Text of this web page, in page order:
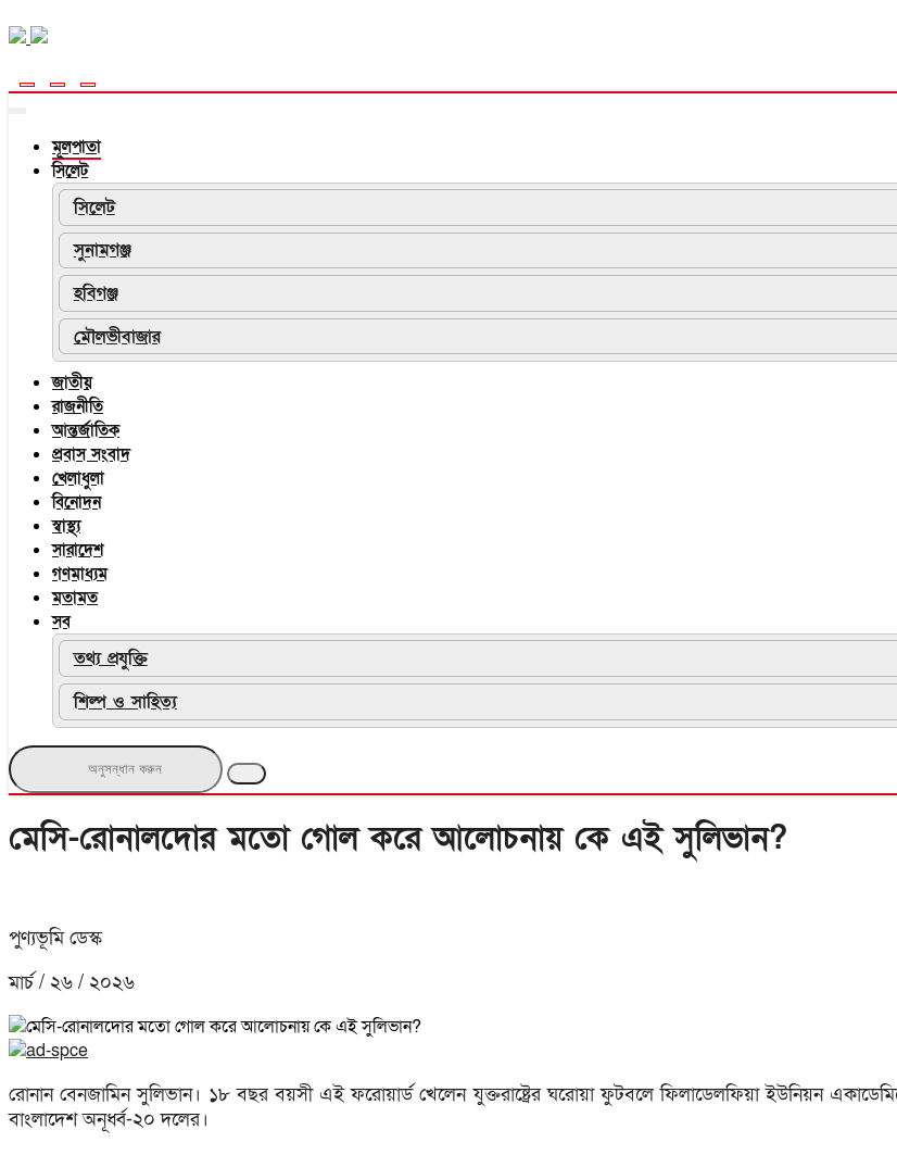
মূলপাতা
সিলেট
সিলেট
সুনামগঞ্জ
হবিগঞ্জ
মৌলভীবাজার
জাতীয়
রাজনীতি
আন্তর্জাতিক
প্রবাস সংবাদ
খেলাধুলা
বিনোদন
স্বাস্থ্য
সারাদেশ
গণমাধ্যম
মতামত
সব
তথ্য প্রযুক্তি
শিল্প ও সাহিত্য
মেসি-রোনালদোর মতো গোল করে আলোচনায় কে এই সুলিভান?
পুণ্যভূমি ডেস্ক
মার্চ / ২৬ / ২০২৬
রোনান বেনজামিন সুলিভান। ১৮ বছর বয়সী এই ফরোয়ার্ড খেলেন যুক্তরাষ্ট্রের ঘরোয়া ফুটবলে ফিলাডেলফিয়া ইউনিয়ন
বাংলাদেশ অনূর্ধ্ব-২০ দলের।